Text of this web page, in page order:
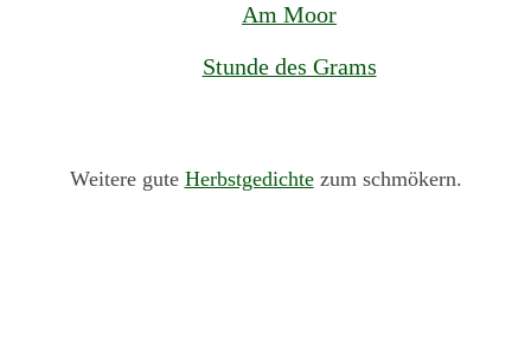
Am Moor
Stunde des Grams
Weitere gute Herbstgedichtezum schmökern.